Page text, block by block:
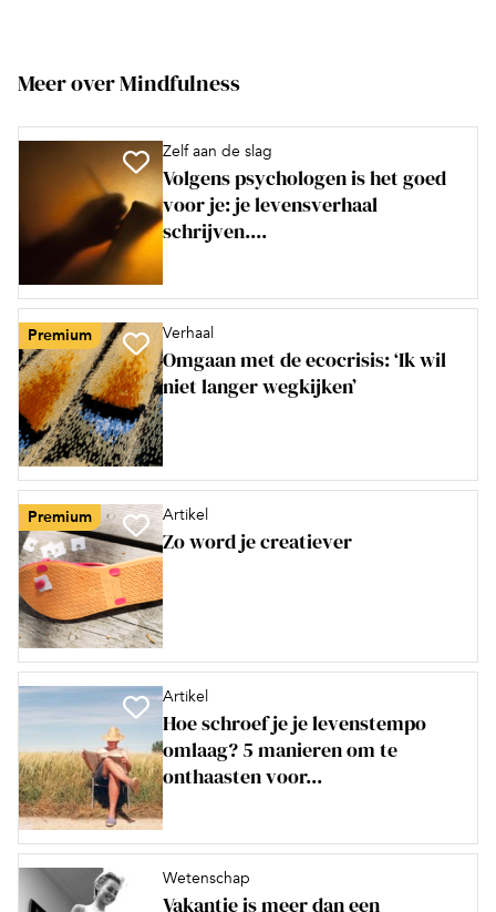
Meer over Mindfulness
Zelf aan de slag
Volgens psychologen is het goed
voor je: je levensverhaal
schrijven....
Premium Verhaal
Omgaan met de ecocrisis: ‘Ik wil
niet langer wegkijken’
Premium Artikel
Zo word je creatiever
Artikel
Hoe schroef je je levenstempo
omlaag? 5 manieren om te
onthaasten voor...
Wetenschap
Vakantie is meer dan een